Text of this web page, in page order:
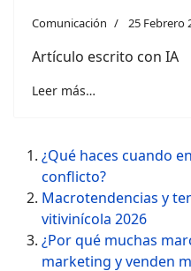
Comunicación 25 Febrero
Artículo escrito con IA
Leer más…
¿Qué haces cuando
conflicto?
Macrotendencias y
vitivinícola 2026
¿Por qué muchas
marketing y venden